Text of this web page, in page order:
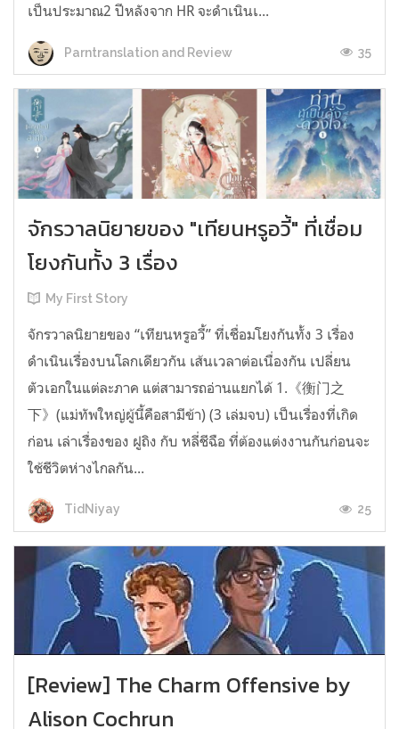
เป็นประมาณ2 ปีหลังจาก HR จะดำเนินเ...
Parntranslation and Review 35
จักรวาลนิยายของ "เทียนหรูอวี้" ที่เชื่อม
โยงกันทั้ง 3 เรื่อง
My First Story
จักรวาลนิยายของ “เทียนหรูอวี้” ที่เชื่อมโยงกันทั้ง 3 เรื่อง
ดำเนินเรื่องบนโลกเดียวกัน เส้นเวลาต่อเนื่องกัน เปลี่ยน
ตัวเอกในแต่ละภาค แต่สามารถอ่านแยกได้ 1.《衡门之
下》(แม่ทัพใหญ่ผู้นี้คือสามีข้า) (3 เล่มจบ) เป็นเรื่องที่เกิด
ก่อน เล่าเรื่องของ ฝูถิง กับ หลี่ชีฉือ ที่ต้องแต่งงานกันก่อนจะ
ใช้ชีวิตห่างไกลกัน...
TidNiyay 25
[Review] The Charm Offensive by
Alison Cochrun